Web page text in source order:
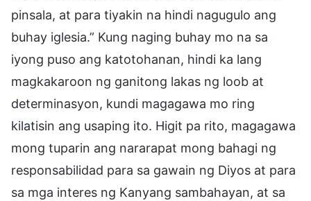
pinsala, at para tiyakin na hindi nagugulo ang
buhay iglesia.” Kung naging buhay mo na sa
iyong puso ang katotohanan, hindi ka lang
magkakaroon ng ganitong lakas ng loob at
determinasyon, kundi magagawa mo ring
kilatisin ang usaping ito. Higit pa rito, magagawa
mong tuparin ang nararapat mong bahagi ng
responsabilidad para sa gawain ng Diyos at para
sa mga interes ng Kanyang sambahayan, at sa